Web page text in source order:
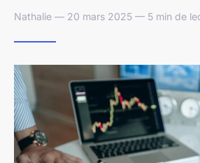
Nathalie — 20 mars 2025 — 5 min de